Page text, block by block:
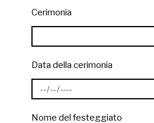
Cerimonia
Data della cerimonia
Nome del festeggiato